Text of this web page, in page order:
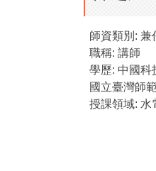
師資類別: 兼
職稱: 講師
學歷: 中國科
國立臺灣師
授課領域: 水